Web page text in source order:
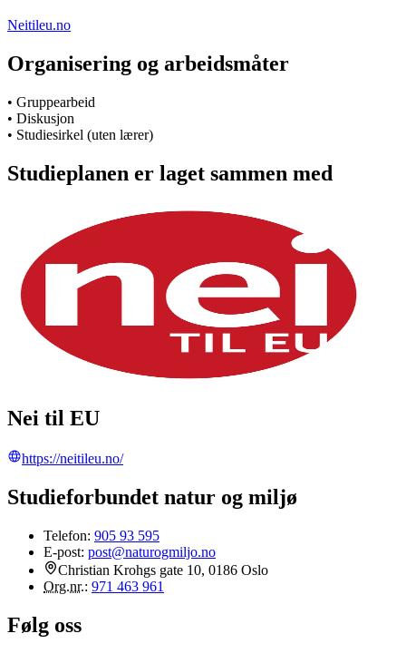
Neitileu.no
Organisering og arbeidsmåter
• Gruppearbeid
• Diskusjon
• Studiesirkel (uten lærer)
Studieplanen er laget sammen med
Nei til EU
https://neitileu.no/
Studieforbundet natur og miljø
Telefon: 905 93 595
E-post: post@naturogmiljo.no
Christian Krohgs gate 10, 0186 Oslo
Org.nr.: 971 463 961
Følg oss